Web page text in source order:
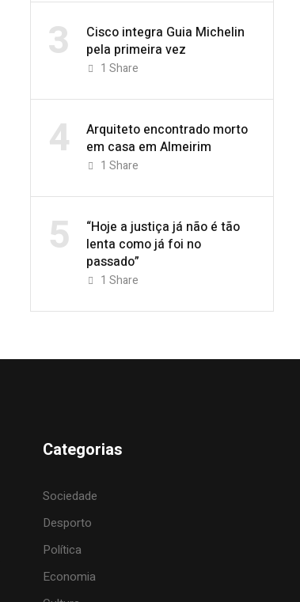
3
Cisco integra Guia Michelin
pela primeira vez
1 Share
4
Arquiteto encontrado morto
em casa em Almeirim
1 Share
5
“Hoje a justiça já não é tão
lenta como já foi no
passado”
1 Share
Categorias
Sociedade
Desporto
Política
Economia